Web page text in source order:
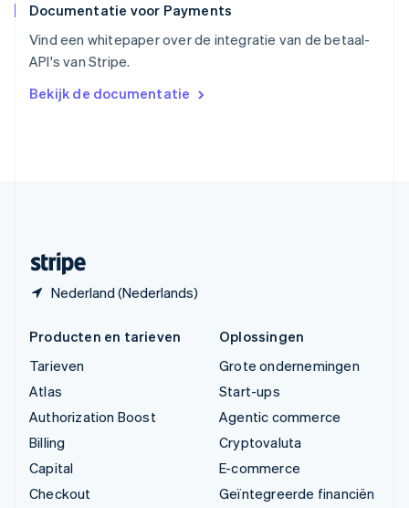
Documentatie voor Payments
Vind een whitepaper over de integratie van de betaal-
API's van Stripe.
Bekijk de documentatie
Nederland (Nederlands)
Tsjechië
Vasteland van China
简体中文English
English
Producten en tarieven
Tarieven
Atlas
Authorization Boost
Billing
Capital
Checkout
Oplossingen
Grote ondernemingen
Start-ups
Agentic commerce
Cryptovaluta
E-commerce
Geïntegreerde financiën